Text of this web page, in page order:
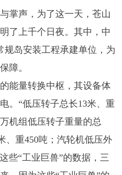
声，为了这一天，苍山
了上千个日夜。其中，中
规岛安装工程承建单位，为
障。
量转换中枢，其设备体
。“低压转子总长13米、重
机组低压转子重量的总
、重450吨；汽轮机低压外
些“工业巨兽”的数据，三